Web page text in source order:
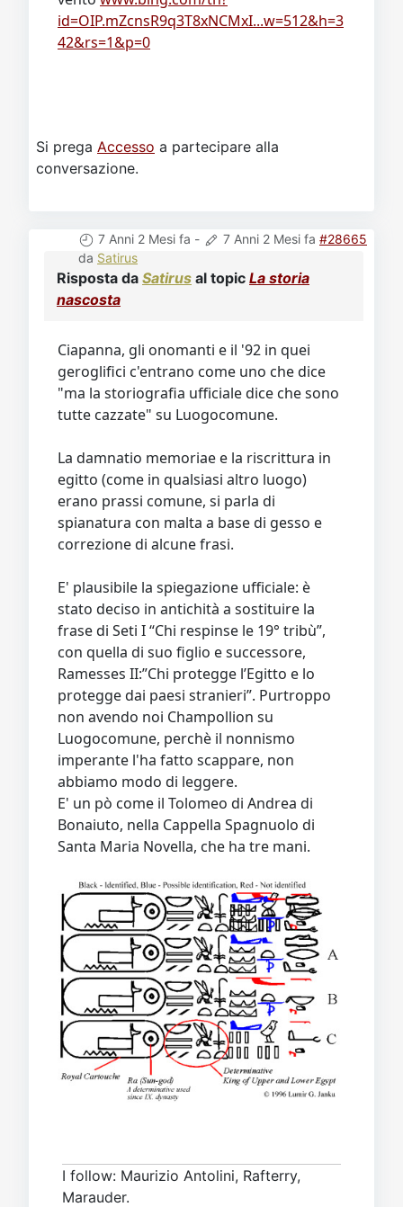
id=OIP.mZcnsR9q3T8xNCMxI...w=512&h=3
42&rs=1&p=0
Si prega Accesso a partecipare alla
conversazione.
7 Anni 2 Mesi fa - 7 Anni 2 Mesi fa #28665
da Satirus
Risposta da Satirus al topic La storia
nascosta
Ciapanna, gli onomanti e il '92 in quei
geroglifici c'entrano come uno che dice
"ma la storiografia ufficiale dice che sono
tutte cazzate" su Luogocomune.
La damnatio memoriae e la riscrittura in
egitto (come in qualsiasi altro luogo)
erano prassi comune, si parla di
spianatura con malta a base di gesso e
correzione di alcune frasi.
E' plausibile la spiegazione ufficiale: è
stato deciso in antichità a sostituire la
frase di Seti I “Chi respinse le 19° tribù”,
con quella di suo figlio e successore,
Ramesses II:”Chi protegge l’Egitto e lo
protegge dai paesi stranieri”. Purtroppo
non avendo noi Champollion su
Luogocomune, perchè il nonnismo
imperante l'ha fatto scappare, non
abbiamo modo di leggere.
E' un pò come il Tolomeo di Andrea di
Bonaiuto, nella Cappella Spagnuolo di
Santa Maria Novella, che ha tre mani.
I follow: Maurizio Antolini, Rafterry,
Marauder.